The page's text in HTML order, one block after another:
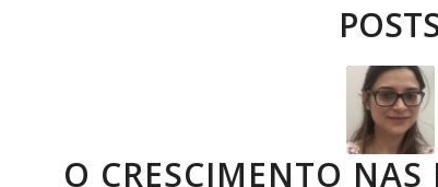
O CRESCIMENTO NAS